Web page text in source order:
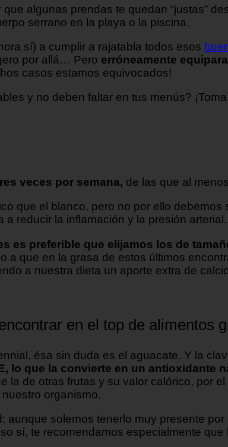
algunas prendas te quedan “justas”
serrano en la playa o la piscina.
sí) a cumplir a rajatabla todos esos
por allá… Pero erróneamente
casos estamos equivocados!
y no deben faltar en tus menús?
veces por semana, de las que al
que el blanco, pero no por ello
reducir la inflamación y la presión arterial.
es preferible que elijamos los de
que en la grasa de estos últimos
a nuestra dieta un aporte extra de
en el top de alimentos
ésa sin duda es el aguacate. Y la
lo que la convierte en un antioxidante
la de otras frutas y su valor calórico, por
organismo.
solemos tenerlo muy presente
sí, te recomendamos especialmente